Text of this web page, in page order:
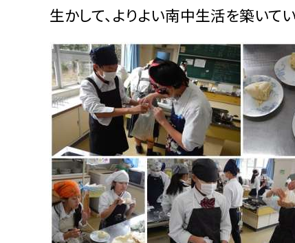
生かして、よりよい南中生活を築いて